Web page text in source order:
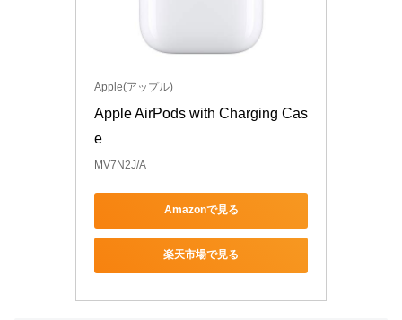
Apple(アップル)
Apple AirPods with Charging Cas
e
MV7N2J/A
Amazonで見る
楽天市場で見る